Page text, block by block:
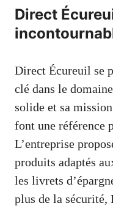
Direct
Direct Écureuil se
clé dans le
solide et sa
font une référence
L’entreprise
produits adaptés
les livrets
plus de la sécurité,